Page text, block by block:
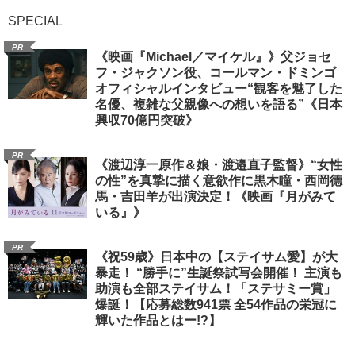
SPECIAL
PR
《映画『Michael／マイケル』》父ジョセ
フ・ジャクソン役、コールマン・ドミンゴ
オフィシャルインタビュー“観客を魅了した
名優、複雑な父親像への想いを語る”《日本
興収70億円突破》
PR
《渡辺淳一原作＆娘・渡邉直子監督》“女性
の性”を真摯に描く意欲作に黒木瞳・西岡德
馬・吉田羊が出演決定！《映画『月がみて
いる』》
PR
《祝59歳》日本中の【ステイサム愛】が大
暴走！ “勝手に”生誕祭試写会開催！ 主演も
助演も全部ステイサム！「ステサミー賞」
爆誕！【応募総数941票 全54作品の栄冠に
輝いた作品とはー!?】